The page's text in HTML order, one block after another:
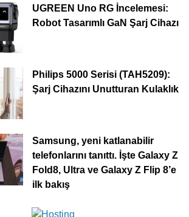
UGREEN Uno RG İncelemesi:
Robot Tasarımlı GaN Şarj Cihazı
Philips 5000 Serisi (TAH5209):
Şarj Cihazını Unutturan Kulaklık
Samsung, yeni katlanabilir
telefonlarını tanıttı. İşte Galaxy Z
Fold8, Ultra ve Galaxy Z Flip 8’e
ilk bakış